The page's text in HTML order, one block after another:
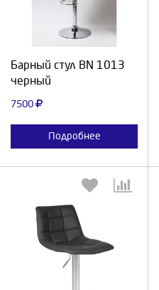
Барный стул BN 1013
черный
7500
Подробнее